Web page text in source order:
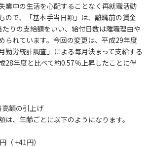
業中の生活を心配することなく再就職活動
ので、「基本手当日額」は、離職前の賃金
りの支給額をいい、給付日数は離職理由や
られています。今回の変更は、平成29年度
勤労統計調査」による毎月決まって支給する
28年度と比べて約0.57％上昇したことに伴
額の引上げ
は、年齢ごとに以下のようになります。
+41円）